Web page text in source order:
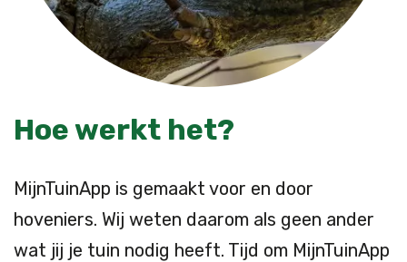
Hoe werkt het?
MijnTuinApp is gemaakt voor en door
hoveniers. Wij weten daarom als geen ander
wat jij je tuin nodig heeft. Tijd om MijnTuinApp